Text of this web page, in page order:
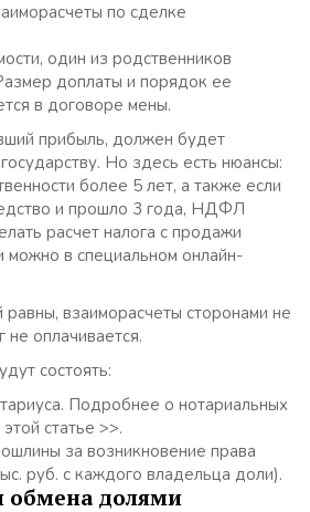
один из родственников
доплаты и порядок ее
в договоре мены.
прибыль, должен будет
Но здесь есть нюансы:
более 5 лет, а также если
и прошло 3 года, НДФЛ
расчет налога с продажи
можно в специальном онлайн-
равны, взаиморасчеты сторонами не
не оплачивается.
состоять:
. Подробнее о нотариальных
статье >>.
за возникновение права
руб. с каждого владельца доли).
обмена долями